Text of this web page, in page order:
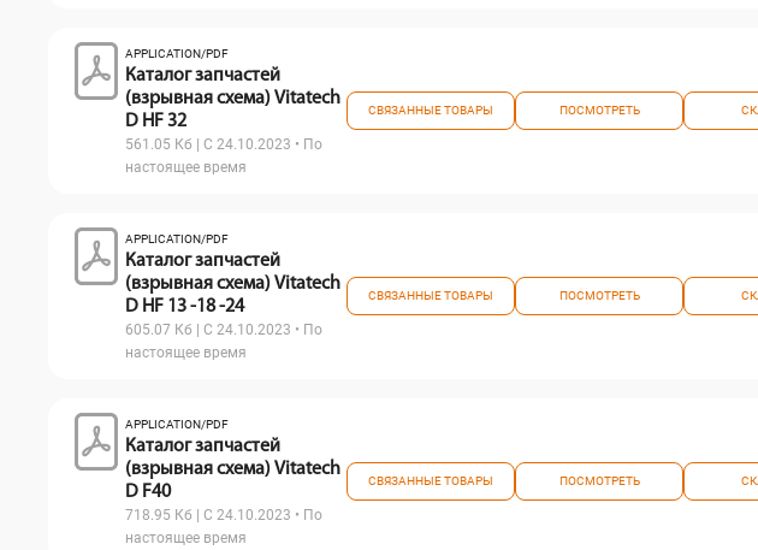
APPLICATION/PDF
Каталог запчастей
(взрывная схема) Vitatech
D HF 32
561.05 Кб | С 24.10.2023 • По
настоящее время
СВЯЗАННЫЕ ТОВАРЫ ПОСМОТРЕТЬ
APPLICATION/PDF
Каталог запчастей
(взрывная схема) Vitatech
D HF 13 -18 -24
605.07 Кб | С 24.10.2023 • По
настоящее время
СВЯЗАННЫЕ ТОВАРЫ ПОСМОТРЕТЬ
APPLICATION/PDF
Каталог запчастей
(взрывная схема) Vitatech
D F40
718.95 Кб | С 24.10.2023 • По
настоящее время
СВЯЗАННЫЕ ТОВАРЫ ПОСМОТРЕТЬ